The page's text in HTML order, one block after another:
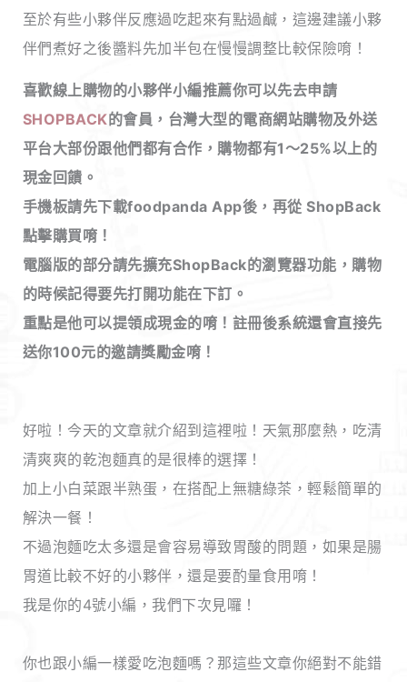
至於有些小夥伴反應過吃起來有點過鹹，這邊建議小夥
伴們煮好之後醬料先加半包在慢慢調整比較保險唷！
喜歡線上購物的小夥伴小編推薦你可以先去申請
SHOPBACK的會員，台灣大型的電商網站購物及外送
平台大部份跟他們都有合作，購物都有1～25%以上的
現金回饋 。
手機板請先下載foodpanda App後，再從 ShopBack
點擊購買唷！
電腦版的部分請先擴充ShopBack的瀏覽器功能，購物
的時候記得要先打開功能在下訂。
重點是他可以提領成現金的唷！註冊後系統還會直接先
送你100元的邀請獎勵金唷！
好啦！今天的文章就介紹到這裡啦！天氣那麼熱，吃清
清爽爽的乾泡麵真的是很棒的選擇！
加上小白菜跟半熟蛋，在搭配上無糖綠茶，輕鬆簡單的
解決一餐！
不過泡麵吃太多還是會容易導致胃酸的問題，如果是腸
胃道比較不好的小夥伴，還是要酌量食用唷！
我是你的4號小編，我們下次見囉！
你也跟小編一樣愛吃泡麵嗎？那這些文章你絕對不能錯